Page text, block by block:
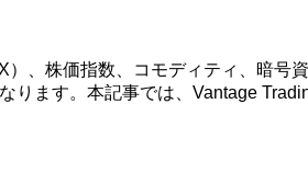
、株価指数、コモディティ、暗号
ます。本記事では、Vantage